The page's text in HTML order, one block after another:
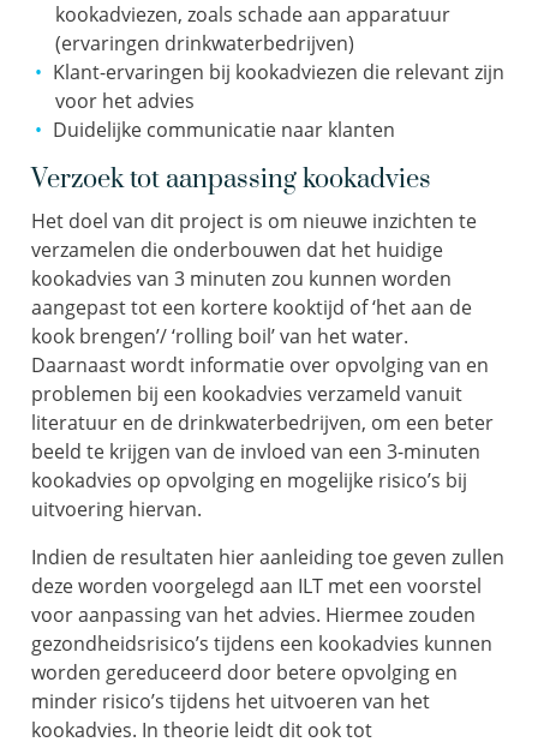
kookadviezen, zoals schade aan apparatuur
(ervaringen drinkwaterbedrijven)
Klant-ervaringen bij kookadviezen die relevant zijn
voor het advies
Duidelijke communicatie naar klanten
Verzoek tot aanpassing kookadvies
Het doel van dit project is om nieuwe inzichten te
verzamelen die onderbouwen dat het huidige
kookadvies van 3 minuten zou kunnen worden
aangepast tot een kortere kooktijd of ‘het aan de
kook brengen’/ ‘rolling boil’ van het water.
Daarnaast wordt informatie over opvolging van en
problemen bij een kookadvies verzameld vanuit
literatuur en de drinkwaterbedrijven, om een beter
beeld te krijgen van de invloed van een 3-minuten
kookadvies op opvolging en mogelijke risico’s bij
uitvoering hiervan.
Indien de resultaten hier aanleiding toe geven zullen
deze worden voorgelegd aan ILT met een voorstel
voor aanpassing van het advies. Hiermee zouden
gezondheidsrisico’s tijdens een kookadvies kunnen
worden gereduceerd door betere opvolging en
minder risico’s tijdens het uitvoeren van het
kookadvies. In theorie leidt dit ook tot